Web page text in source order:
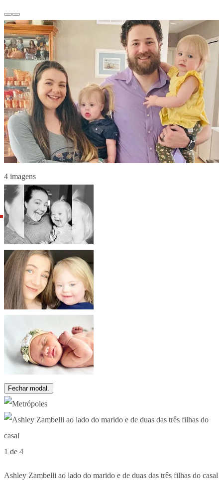
4 imagens
Fechar modal.
1 de 4
Ashley Zambelli ao lado do marido e de duas das três filhas do casal